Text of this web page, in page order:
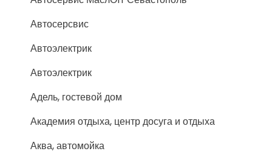
Автосерсвис
Автоэлектрик
Автоэлектрик
Адель, гостевой дом
Академия отдыха, центр досуга и отдыха
Аква, автомойка